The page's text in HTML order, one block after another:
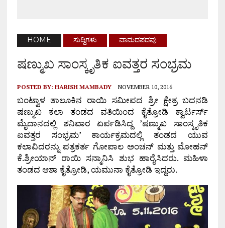
HOME ಸುದ್ದಿಗಳು ವಾಮದಪದವು
ಷಣ್ಮುಖ ಸಾಂಸ್ಕೃತಿಕ ಐವತ್ತರ ಸಂಭ್ರಮ
POSTED BY: HARISH MAMBADY NOVEMBER 10, 2016
ಬಂಟ್ವಾಳ ತಾಲೂಕಿನ ರಾಯಿ ಸಮೀಪದ ಶ್ರೀ ಕ್ಷೇತ್ರ ಬದನಡಿ
ಷಣ್ಮುಖ ಕಲಾ ತಂಡದ ವತಿಯಿಂದ ಕೈತ್ರೋಡಿ ಕ್ವಾರ್ಟರ್ಸ್
ಮೈದಾನದಲ್ಲಿ ಶನಿವಾರ ಏರ್ಪಡಿಸಿದ್ದ ’ಷಣ್ಮುಖ ಸಾಂಸ್ಕೃತಿಕ
ಐವತ್ತರ ಸಂಭ್ರಮ’ ಕಾರ್ಯಕ್ರಮದಲ್ಲಿ ತಂಡದ ಯುವ
ಕಲಾವಿದರನ್ನು ಪತ್ರಕರ್ತ ಗೋಪಾಲ ಅಂಚನ್ ಮತ್ತು ಮೋಹನ್
ಕೆ.ಶ್ರೀಯಾನ್ ರಾಯಿ ಸನ್ಮಾನಿಸಿ ಶುಭ ಹಾರೈಸಿದರು. ಮಹಿಳಾ
ತಂಡದ ಆಶಾ ಕೈತ್ರೋಡಿ, ಯಮುನಾ ಕೈತ್ರೋಡಿ ಇದ್ದರು.